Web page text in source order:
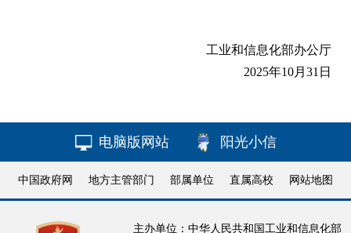
工业和信息化部办公厅
2025年10月31日
电脑版网站 阳光小信
中国政府网 地方主管部门 部属单位 直属高校 网站地图
主办单位：中华人民共和国工业和信息化部